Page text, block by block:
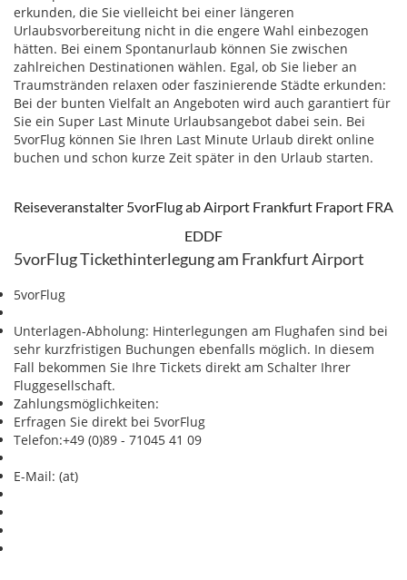
erkunden, die Sie vielleicht bei einer längeren
Urlaubsvorbereitung nicht in die engere Wahl einbezogen
hätten. Bei einem Spontanurlaub können Sie zwischen
zahlreichen Destinationen wählen. Egal, ob Sie lieber an
Traumstränden relaxen oder faszinierende Städte erkunden:
Bei der bunten Vielfalt an Angeboten wird auch garantiert für
Sie ein Super Last Minute Urlaubsangebot dabei sein. Bei
5vorFlug können Sie Ihren Last Minute Urlaub direkt online
buchen und schon kurze Zeit später in den Urlaub starten.
Reiseveranstalter 5vorFlug ab Airport Frankfurt Fraport FRA
EDDF
5vorFlug Tickethinterlegung am Frankfurt Airport
5vorFlug
Unterlagen-Abholung: Hinterlegungen am Flughafen sind bei
sehr kurzfristigen Buchungen ebenfalls möglich. In diesem
Fall bekommen Sie Ihre Tickets direkt am Schalter Ihrer
Fluggesellschaft.
Zahlungsmöglichkeiten:
Erfragen Sie direkt bei 5vorFlug
Telefon:+49 (0)89 - 71045 41 09
E-Mail: (at)